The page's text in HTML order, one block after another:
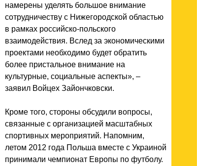
намерены уделять большое внимание
сотрудничеству с Нижегородской областью
в рамках российско-польского
взаимодействия. Вслед за экономическими
проектами необходимо будет обратить
более пристальное внимание на
культурные, социальные аспекты», –
заявил Войцех Зайончковски.
Кроме того, стороны обсудили вопросы,
связанные с организацией масштабных
спортивных мероприятий. Напомним,
летом 2012 года Польша вместе с Украиной
принимали чемпионат Европы по футболу.